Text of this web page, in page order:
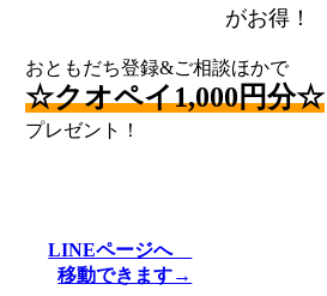
がお得！
おともだち登録&ご相談ほかで
☆クオペイ1,000円分☆
プレゼント！
LINEページへ
移動できます→